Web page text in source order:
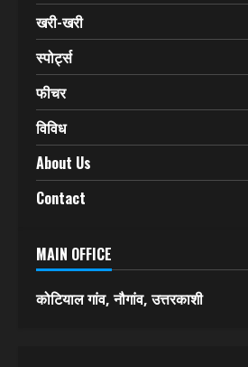
खरी-खरी
स्पोर्ट्स
फीचर
विविध
About Us
Contact
MAIN OFFICE
कोटियाल गांव, नौगांव, उत्तरकाशी